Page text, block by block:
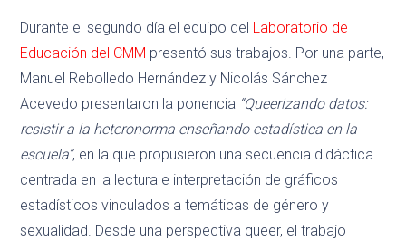
Durante el segundo día el equipo del Laboratorio de
Educación del CMM presentó sus trabajos. Por una parte,
Manuel Rebolledo Hernández y Nicolás Sánchez
Acevedo presentaron la ponencia “Queerizando datos:
resistir a la heteronorma enseñando estadística en la
escuela”, en la que propusieron una secuencia didáctica
centrada en la lectura e interpretación de gráficos
estadísticos vinculados a temáticas de género y
sexualidad. Desde una perspectiva queer, el trabajo